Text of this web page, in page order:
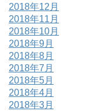
2018年12月
2018年11月
2018年10月
2018年9月
2018年8月
2018年7月
2018年5月
2018年4月
2018年3月